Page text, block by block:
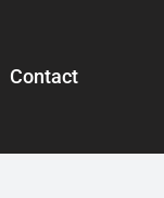
Contact